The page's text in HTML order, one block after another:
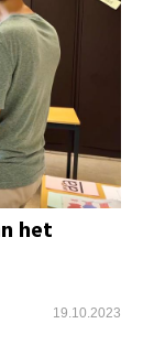
het
19.10.2023